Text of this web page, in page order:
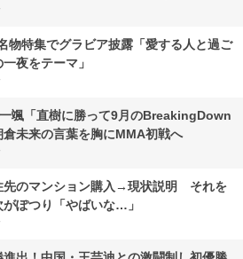
物特集でグラビア披露「愛する人と過ご
夜をテーマ」
一颯「直樹に勝って9月のBreakingDown
倉未来の言葉を胸にMMA初戦へ
先のマンション購入→現状説明 それを
がぽつり「やばいな…」